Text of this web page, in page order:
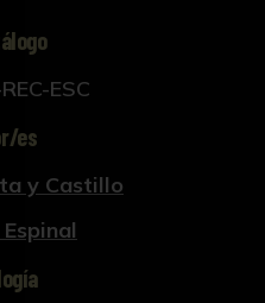
ESC
es
y Castillo